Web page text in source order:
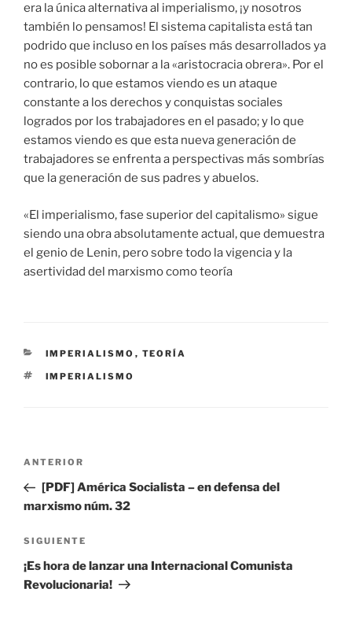
era la única alternativa al imperialismo, ¡y nosotros
también lo pensamos! El sistema capitalista está tan
podrido que incluso en los países más desarrollados ya
no es posible sobornar a la «aristocracia obrera». Por el
contrario, lo que estamos viendo es un ataque
constante a los derechos y conquistas sociales
logrados por los trabajadores en el pasado; y lo que
estamos viendo es que esta nueva generación de
trabajadores se enfrenta a perspectivas más sombrías
que la generación de sus padres y abuelos.
«El imperialismo, fase superior del capitalismo» sigue
siendo una obra absolutamente actual, que demuestra
el genio de Lenin, pero sobre todo la vigencia y la
asertividad del marxismo como teoría
CATEGORÍAS
IMPERIALISMO , TEORÍA
ETIQUETAS
IMPERIALISMO
Navegación
entradas
Entrada
anterior:
ANTERIOR
[PDF] América Socialista – en defensa del
marxismo núm. 32
Siguiente
entrada
SIGUIENTE
¡Es hora de lanzar una Internacional Comunista
Revolucionaria!